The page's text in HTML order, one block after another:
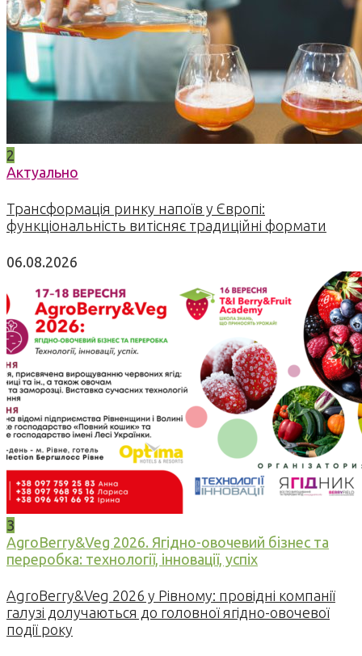
2
Актуально
Трансформація ринку напоїв у Європі:
функціональність витісняє традиційні формати
06.08.2026
3
AgroBerry&Veg 2026. Ягідно-овочевий бізнес та
переробка: технології, інновації, успіх
AgroBerry&Veg 2026 у Рівному: провідні компанії
галузі долучаються до головної ягідно-овочевої
події року